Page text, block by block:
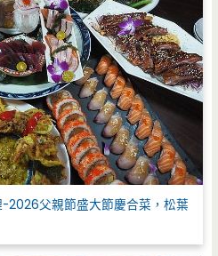
2026父親節盛大節慶合菜，松葉